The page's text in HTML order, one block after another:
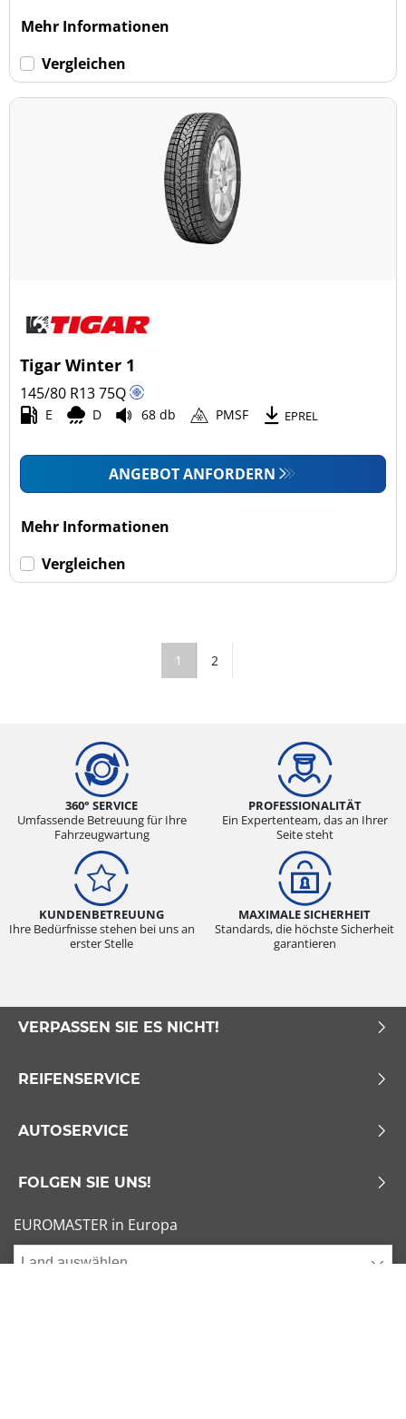
Mehr Informationen
Vergleichen
Tigar Winter 1
145/80 R1375Q
E D 68 db PMSF EPREL
ANGEBOT ANFORDERN
Mehr Informationen
Vergleichen
1 2
360° SERVICE
Umfassende Betreuung für Ihre
Fahrzeugwartung
PROFESSIONALITÄT
Ein Expertenteam, das an Ihrer
Seite steht
KUNDENBETREUUNG
Ihre Bedürfnisse stehen bei uns an
erster Stelle
MAXIMALE SICHERHEIT
Standards, die höchste Sicherheit
garantieren
VERPASSEN SIE ES NICHT!
REIFENSERVICE
AUTOSERVICE
FOLGEN SIE UNS!
EUROMASTER in Europa
Land auswählen